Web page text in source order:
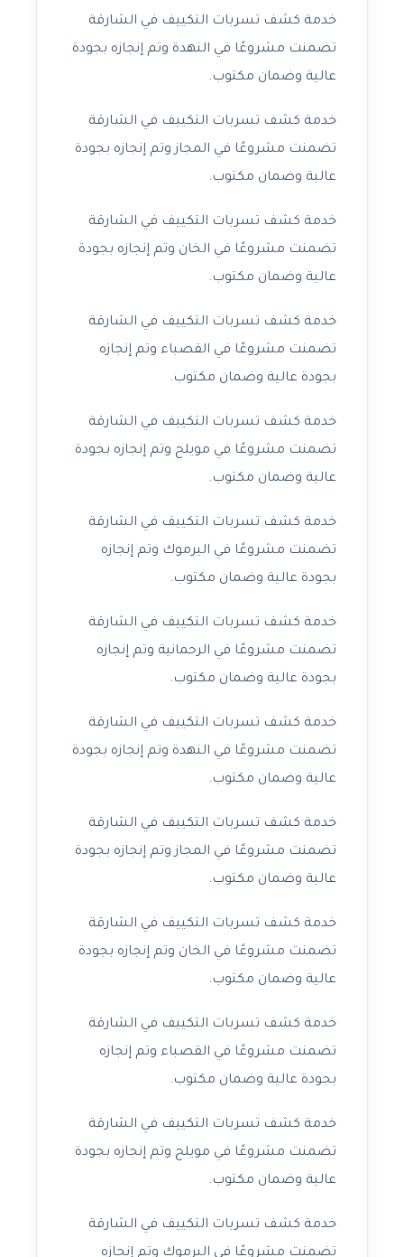
خدمة كشف تسربات التكييف في الشارقة
تضمنت مشروعًا في النهدة وتم إنجازه بجودة
عالية وضمان مكتوب.
خدمة كشف تسربات التكييف في الشارقة
تضمنت مشروعًا في المجاز وتم إنجازه بجودة
عالية وضمان مكتوب.
خدمة كشف تسربات التكييف في الشارقة
تضمنت مشروعًا في الخان وتم إنجازه بجودة
عالية وضمان مكتوب.
خدمة كشف تسربات التكييف في الشارقة
تضمنت مشروعًا في القصباء وتم إنجازه
بجودة عالية وضمان مكتوب.
خدمة كشف تسربات التكييف في الشارقة
تضمنت مشروعًا في مويلح وتم إنجازه بجودة
عالية وضمان مكتوب.
خدمة كشف تسربات التكييف في الشارقة
تضمنت مشروعًا في اليرموك وتم إنجازه
بجودة عالية وضمان مكتوب.
خدمة كشف تسربات التكييف في الشارقة
تضمنت مشروعًا في الرحمانية وتم إنجازه
بجودة عالية وضمان مكتوب.
خدمة كشف تسربات التكييف في الشارقة
تضمنت مشروعًا في النهدة وتم إنجازه بجودة
عالية وضمان مكتوب.
خدمة كشف تسربات التكييف في الشارقة
تضمنت مشروعًا في المجاز وتم إنجازه بجودة
عالية وضمان مكتوب.
خدمة كشف تسربات التكييف في الشارقة
تضمنت مشروعًا في الخان وتم إنجازه بجودة
عالية وضمان مكتوب.
خدمة كشف تسربات التكييف في الشارقة
تضمنت مشروعًا في القصباء وتم إنجازه
بجودة عالية وضمان مكتوب.
خدمة كشف تسربات التكييف في الشارقة
تضمنت مشروعًا في مويلح وتم إنجازه بجودة
عالية وضمان مكتوب.
خدمة كشف تسربات التكييف في الشارقة
تضمنت مشروعًا في اليرموك وتم إنجازه